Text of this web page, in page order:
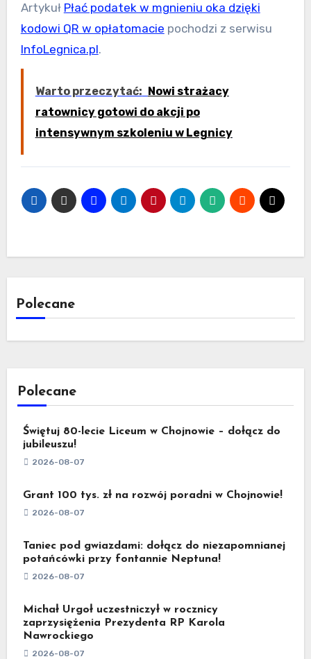
Artykuł Płać podatek w mgnieniu oka dzięki
kodowi QR w opłatomacie pochodzi z serwisu
InfoLegnica.pl.
Warto przeczytać: Nowi strażacy
ratownicy gotowi do akcji po
intensywnym szkoleniu w Legnicy
Polecane
Polecane
Świętuj 80-lecie Liceum w Chojnowie – dołącz do
jubileuszu!
2026-08-07
Grant 100 tys. zł na rozwój poradni w Chojnowie!
2026-08-07
Taniec pod gwiazdami: dołącz do niezapomnianej
potańcówki przy fontannie Neptuna!
2026-08-07
Michał Urgoł uczestniczył w rocznicy
zaprzysiężenia Prezydenta RP Karola
Nawrockiego
2026-08-07